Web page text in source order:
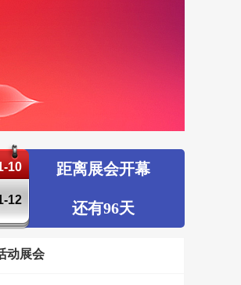
10
12
距离展会开幕
还有96天
动展会